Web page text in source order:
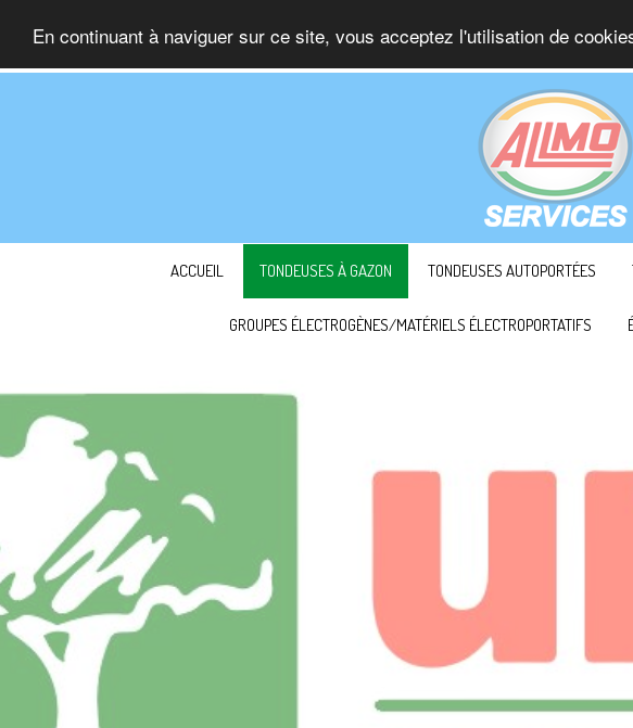
En continuant à naviguer sur ce site, vous acceptez l'utilisation de
ACCUEIL TONDEUSES À GAZON TONDEUSES AUTOPORTÉES
GROUPES ÉLECTROGÈNES/MATÉRIELS ÉLECTROPORTATIFS